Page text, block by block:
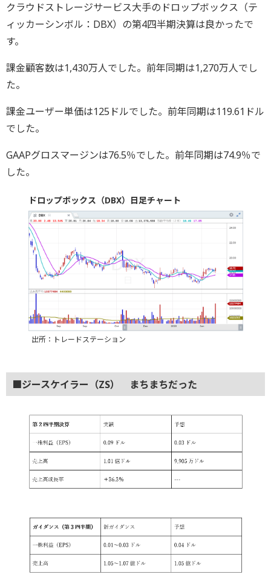
クラウドストレージサービス大手のドロップボックス（テ
ィッカーシンボル：DBX）の第4四半期決算は良かったで
す。
課金顧客数は1,430万人でした。前年同期は1,270万人でし
た。
課金ユーザー単価は125ドルでした。前年同期は119.61ドル
でした。
GAAPグロスマージンは76.5％でした。前年同期は74.9％で
した。
ドロップボックス（DBX）日足チャート
出所：トレードステーション
■ジースケイラー（ZS） まちまちだった